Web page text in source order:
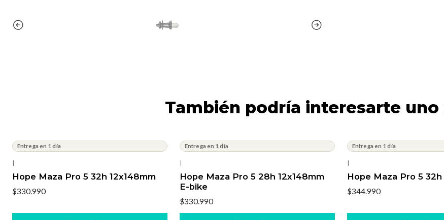
También podría interesarte uno
Entrega en 1 día
|
Hope Maza Pro 5 32h 12x148mm
$330.990
Entrega en 1 día
|
Hope Maza Pro 5 28h 12x148mm
E-bike
$330.990
Entrega en 1 día
|
Hope Maza Pro 5 32h
$344.990